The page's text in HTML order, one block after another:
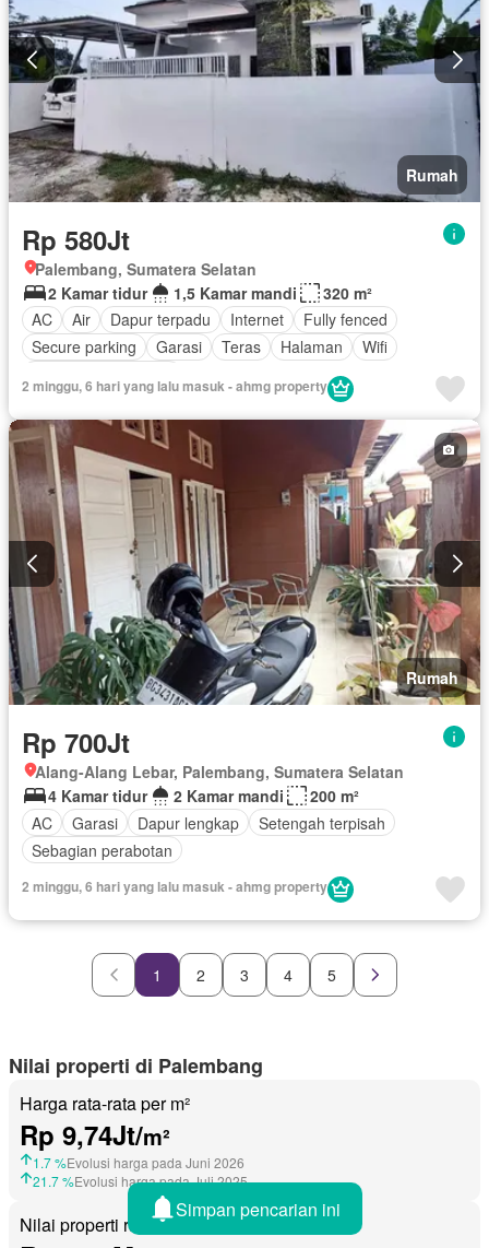
Rumah
Rp 580Jt
Palembang, Sumatera Selatan
2 Kamar tidur
1,5 Kamar mandi
320 m²
AC
Air Dapur terpadu Internet
Fully fenced
Secure parking
Garasi Teras Halaman
Wifi
2 minggu, 6 hari yang lalu masuk - ahmg property
Rumah
Rp 700Jt
Alang-Alang Lebar, Palembang, Sumatera Selatan
4 Kamar tidur
2 Kamar mandi
200 m²
AC
Garasi Dapur lengkap
Setengah terpisah
Sebagian perabotan
2 minggu, 6 hari yang lalu masuk - ahmg property
1 2 3 4 5
Nilai properti di Palembang
Harga rata-rata per m²
Rp 9,74Jt/m²
1.7 %Evolusi harga pada Juni 2026
21.7 %Evolusi harga pada Juli 2025
Nilai properti rata-rata
Simpan pencarian ini